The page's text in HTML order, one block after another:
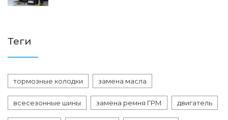
Теги
тормозные колодки замена масла
всесезонные шины замена ремня ГРМ двигатель